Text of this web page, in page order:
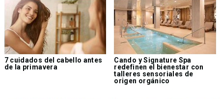
7 cuidados del cabello antes
de la primavera
Cando y Signature Spa
redefinen el bienestar con
talleres sensoriales de
origen orgánico